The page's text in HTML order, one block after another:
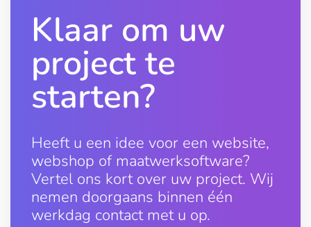
Klaar om uw
project te
starten?
Heeft u een idee voor een website,
webshop of maatwerksoftware?
Vertel ons kort over uw project. Wij
nemen doorgaans binnen één
werkdag contact met u op.